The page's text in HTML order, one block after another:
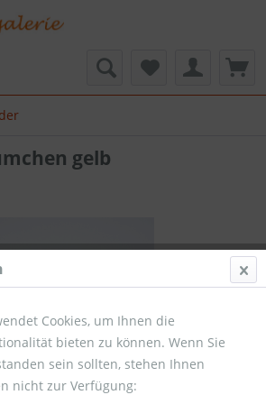
gelb
Cookies, um Ihnen die
bieten zu können. Wenn Sie
sein sollten, stehen Ihnen
nicht zur Verfügung: